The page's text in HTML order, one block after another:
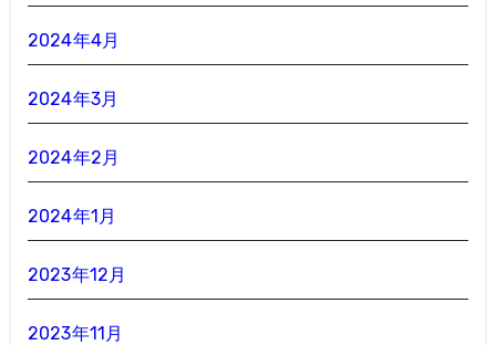
2024年4月
2024年3月
2024年2月
2024年1月
2023年12月
2023年11月